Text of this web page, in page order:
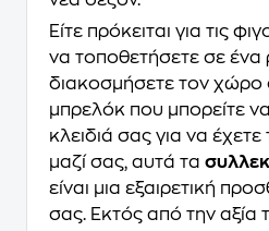
Είτε πρόκειται για τις
να τοποθετήσετε σε ένα
διακοσμήσετε τον χώρο
μπρελόκ που μπορείτε
κλειδιά σας για να
μαζί σας, αυτά τα
είναι μια εξαιρετική
σας. Εκτός από την αξία